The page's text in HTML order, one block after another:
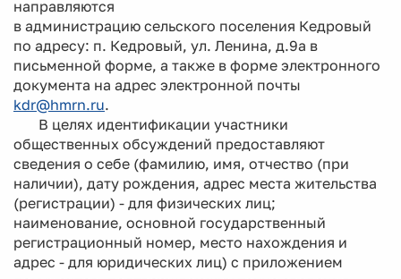
направляются
в администрацию сельского поселения Кедровый
по адресу: п. Кедровый, ул. Ленина, д.9а в
письменной форме, а также в форме электронного
документа на адрес электронной почты
kdr@hmrn.ru.
В целях идентификации участники
общественных обсуждений предоставляют
сведения о себе (фамилию, имя, отчество (при
наличии), дату рождения, адрес места жительства
(регистрации) - для физических лиц;
наименование, основной государственный
регистрационный номер, место нахождения и
адрес - для юридических лиц) с приложением